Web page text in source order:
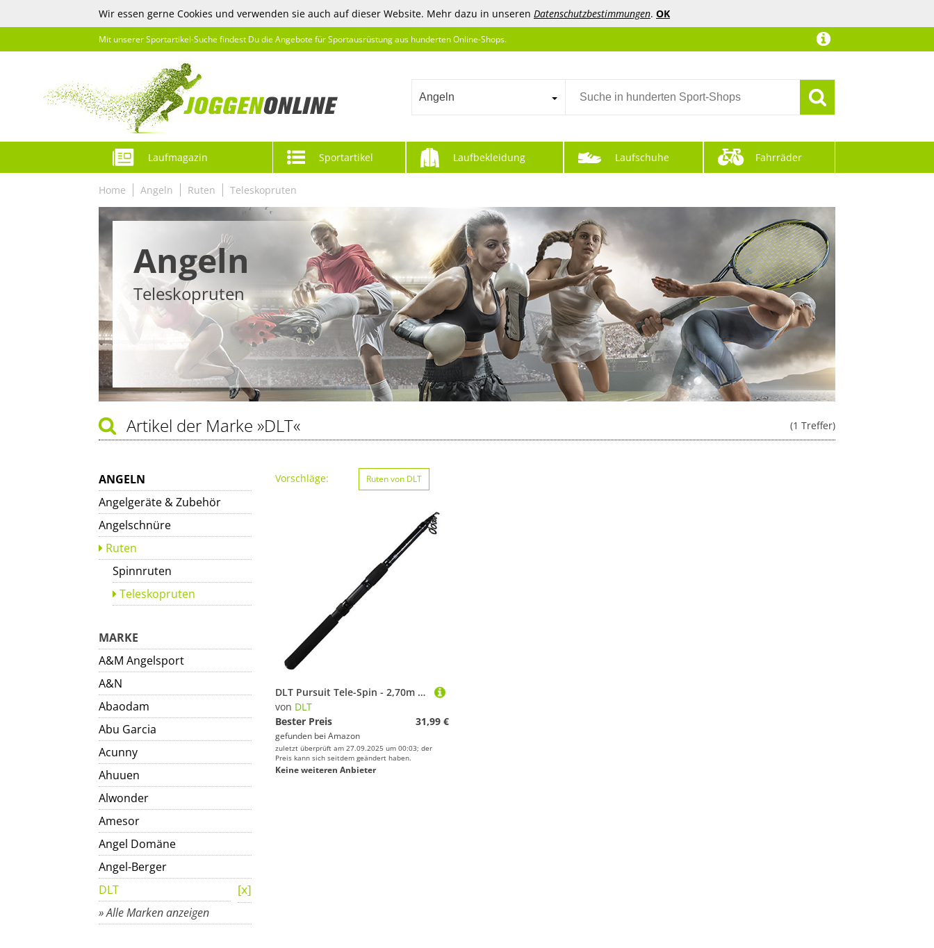
Wir essen gerne Cookies und verwenden sie auch auf dieser Website. Mehr dazu in unseren Datenschutzbestimmungen. OK
Mit unserer Sportartikel-Suche findest Du die Angebote für Sportausrüstung aus hunderten Online-Shops.
Angeln
Laufmagazin Sportartikel Laufbekleidung Laufschuhe Fahrräder
Home Angeln Ruten Teleskopruten
Angeln
Teleskopruten
(1 Treffer)
Artikel der Marke »DLT«
ANGELN
Angelgeräte & Zubehör
Angelschnüre
Ruten
Spinnruten
Teleskopruten
MARKE
A&M Angelsport
A&N
Abaodam
Abu Garcia
Acunny
Ahuuen
Alwonder
Amesor
Angel Domäne
Angel-Berger
DLT
» Alle Marken anzeigen
Vorschläge: Ruten von DLT
DLT Pursuit Tele-Spin - 2,70m - 20-40g - Teleskoprute Spider - Jig - Raubfisch - Schwarz - Sehr kompakt zu transportieren
von DLT
Bester Preis
31,99 €
gefunden bei Amazon
zuletzt überprüft am 27.09.2025 um 00:03; der
Preis kann sich seitdem geändert haben.
Keine weiteren Anbieter